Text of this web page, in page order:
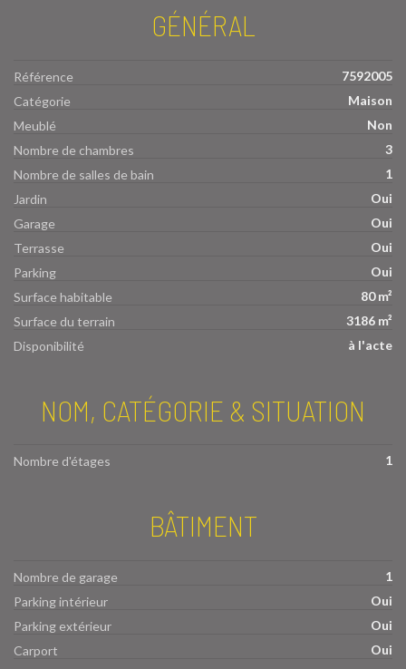
GÉNÉRAL
Référence
7592005
Catégorie
Maison
Meublé
Non
Nombre de chambres
3
Nombre de salles de bain
1
Jardin
Oui
Garage
Oui
Terrasse
Oui
Parking
Oui
Surface habitable
80 m²
Surface du terrain
3186 m²
Disponibilité
à l'acte
NOM, CATÉGORIE & SITUATION
Nombre d'étages 1
BÂTIMENT
Nombre de garage
1
Parking intérieur
Oui
Parking extérieur
Oui
Carport
Oui